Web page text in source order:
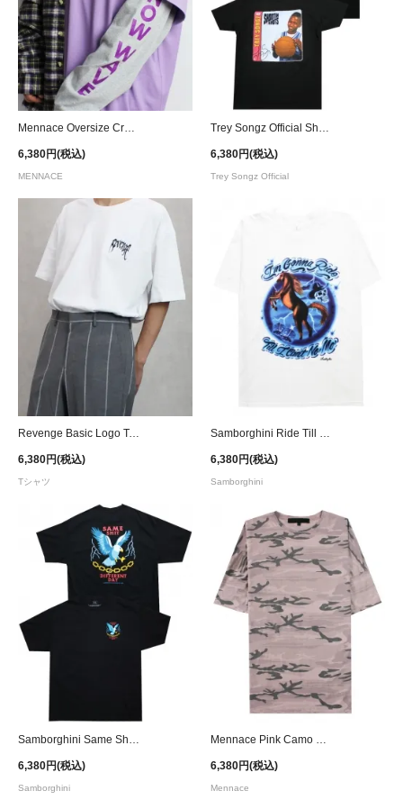
6,380円(税込)
MENNACE
6,380円(税込)
Trey Songz Official
Revenge Basic Logo T-Shirt / White
6,380円(税込)
Tシャツ
6,380円(税込)
Samborghini
6,380円(税込)
Samborghini
6,380円(税込)
Mennace